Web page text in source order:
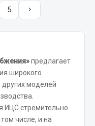
5
предлагает
широкого
моделей
ИЦС стремительно
числе, и на